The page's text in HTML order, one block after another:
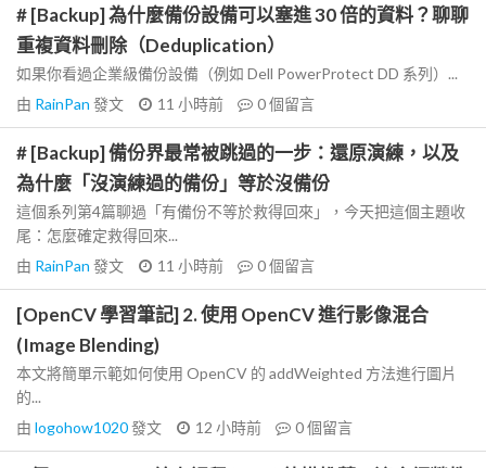
# [Backup] 為什麼備份設備可以塞進 30 倍的資料？聊聊
重複資料刪除（Deduplication）
如果你看過企業級備份設備（例如 Dell PowerProtect DD 系列）...
由 RainPan 發文 11 小時前 0個留言
# [Backup] 備份界最常被跳過的一步：還原演練，以及
為什麼「沒演練過的備份」等於沒備份
這個系列第4篇聊過「有備份不等於救得回來」，今天把這個主題收
尾：怎麼確定救得回來...
由 RainPan 發文 11 小時前 0個留言
[OpenCV 學習筆記] 2. 使用 OpenCV 進行影像混合
(Image Blending)
本文將簡單示範如何使用 OpenCV 的 addWeighted 方法進行圖片
的...
由 logohow1020發文 12 小時前 0個留言